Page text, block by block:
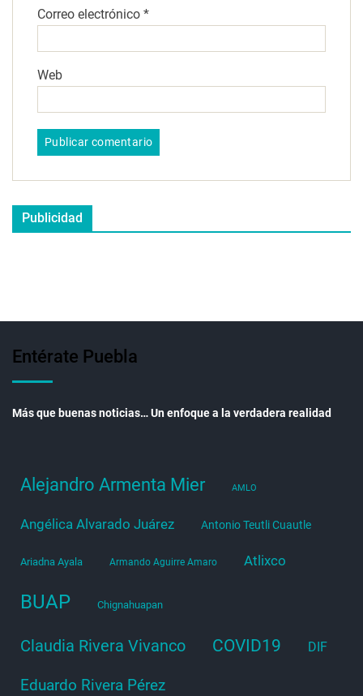
Correo electrónico *
Web
Publicidad
Entérate Puebla
Más que buenas noticias… Un enfoque a la verdadera realidad
Alejandro Armenta Mier AMLO
Angélica Alvarado Juárez Antonio Teutli Cuautle
Ariadna Ayala Armando Aguirre Amaro Atlixco
BUAP Chignahuapan
Claudia Rivera Vivanco COVID19 DIF
Eduardo Rivera Pérez